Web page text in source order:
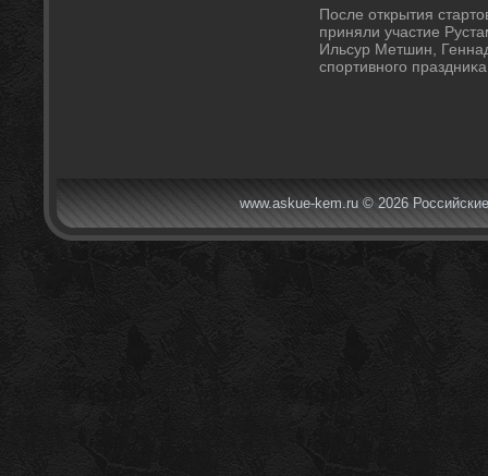
После открытия
приняли участие
Ильсур Метшин,
спортивного
www.askue-kem.ru © 2026